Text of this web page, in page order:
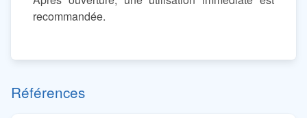
recommandée.
Références